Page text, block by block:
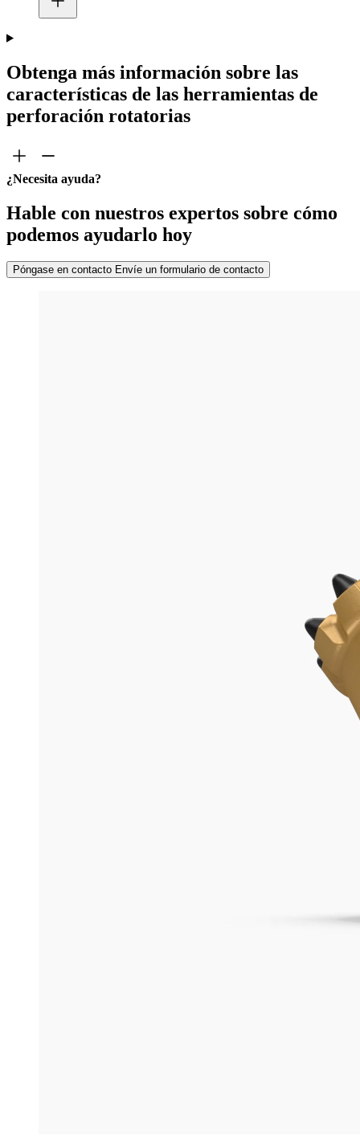
Obtenga más información sobre las
características de las herramientas de
perforación rotatorias
¿Necesita ayuda?
Hable con nuestros expertos sobre cómo
podemos ayudarlo hoy
Póngase en contacto Envíe un formulario de contacto